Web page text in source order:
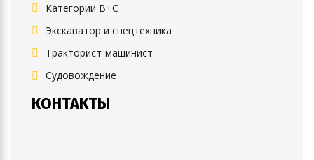
Категории B+C
Экскаватор и спецтехника
Тракторист-машинист
Судовождение
КОНТАКТЫ